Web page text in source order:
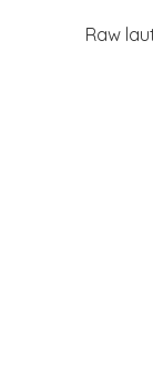
Raw